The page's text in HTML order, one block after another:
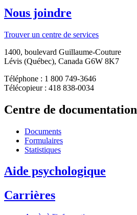
Nous joindre
Trouver un centre de services
1400, boulevard Guillaume-Couture
Lévis (Québec), Canada G6W 8K7
Téléphone : 1 800 749-3646
Télécopieur : 418 838-0034
Centre de documentation
Documents
Formulaires
Statistiques
Aide psychologique
Carrières